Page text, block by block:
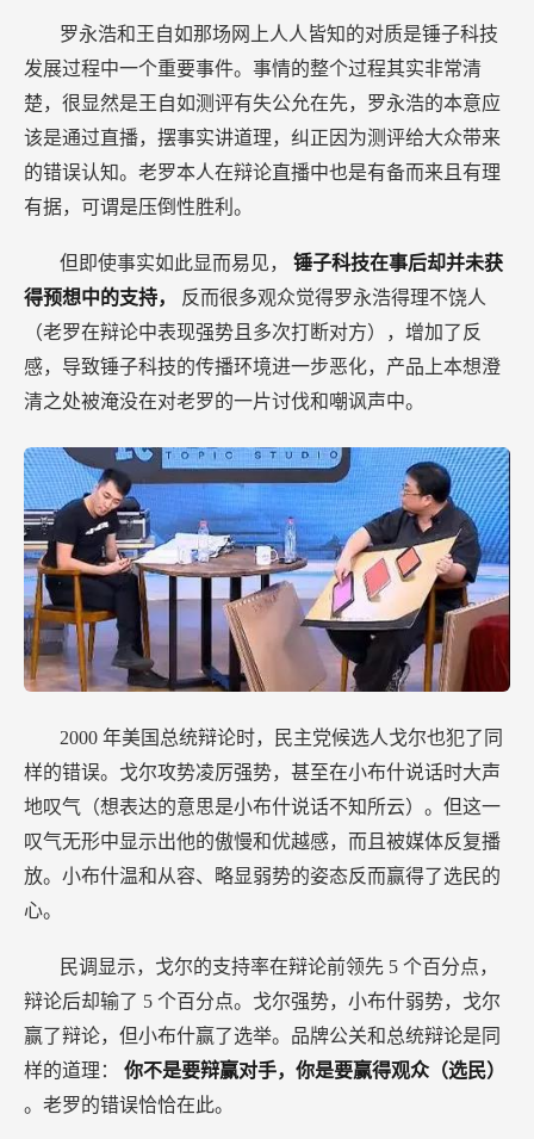
罗永浩和王自如那场网上人人皆知的对质是锤子科技
发展过程中一个重要事件。事情的整个过程其实非常清
楚，很显然是王自如测评有失公允在先，罗永浩的本意应
该是通过直播，摆事实讲道理，纠正因为测评给大众带来
的错误认知。老罗本人在辩论直播中也是有备而来且有理
有据，可谓是压倒性胜利。
但即使事实如此显而易见，锤子科技在事后却并未获
得预想中的支持，
反而很多观众觉得罗永浩得理不饶人
（老罗在辩论中表现强势且多次打断对方），增加了反
感，导致锤子科技的传播环境进一步恶化，产品上本想澄
清之处被淹没在对老罗的一片讨伐和嘲讽声中。
2000年美国总统辩论时，民主党候选人戈尔也犯了同
样的错误。戈尔攻势凌厉强势，甚至在小布什说话时大声
地叹气（想表达的意思是小布什说话不知所云）。但这一
叹气无形中显示出他的傲慢和优越感，而且被媒体反复播
放。小布什温和从容、略显弱势的姿态反而赢得了选民的
心。
民调显示，戈尔的支持率在辩论前领先 5个百分点，
辩论后却输了 5 个百分点。戈尔强势，小布什弱势，戈尔
赢了辩论，但小布什赢了选举。品牌公关和总统辩论是同
样的道理： 你不是要辩赢对手，你是要赢得观众（选民）
。老罗的错误恰恰在此。